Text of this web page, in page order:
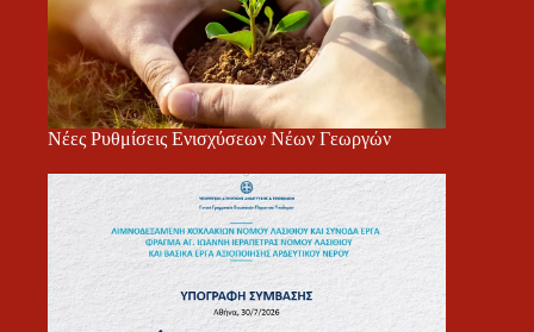
Νέες Ρυθμίσεις Ενισχύσεων Νέων Γεωργών